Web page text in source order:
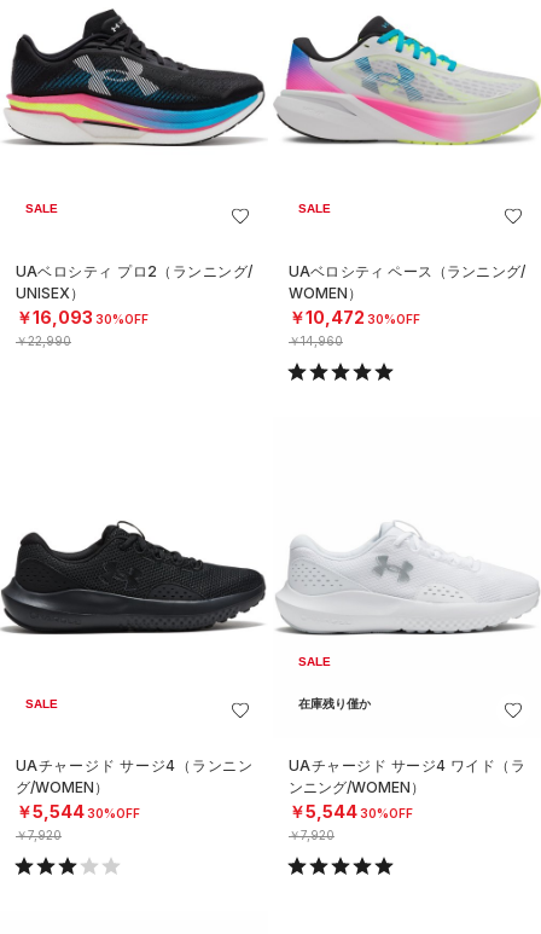
SALE
UAベロシティ プロ2（ランニング/
UNISEX）
￥16,093 30%OFF
￥22,990
SALE
UAベロシティ ペース（ランニング/
WOMEN）
￥10,472 30%OFF
￥14,960
SALE
UAチャージド サージ4（ランニン
グ/WOMEN）
￥5,54430%OFF
￥7,920
SALE
在庫残り僅か
UAチャージド サージ4 ワイド（ラ
ンニング/WOMEN）
￥5,54430%OFF
￥7,920